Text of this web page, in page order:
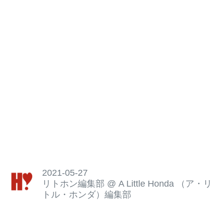
2021-05-27
リトホン編集部 @ A Little Honda （ア・リ
トル・ホンダ）編集部